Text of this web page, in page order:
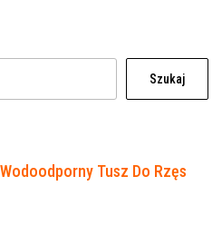
Szukaj
Tusz Do Rzęs